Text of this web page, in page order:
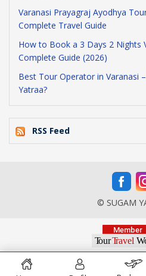
Varanasi Prayagraj Ayodhya
Complete Travel Guide
How to Book a 3 Days 2 Nights
Complete Guide (2026)
Best Tour Operator in Varanasi
Yatraa?
RSS Feed
© SUGAM